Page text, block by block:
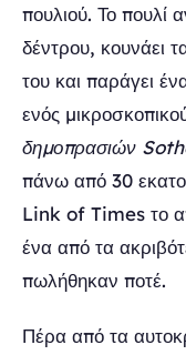
πουλιού. Το πουλί
δέντρου, κουνάει
του και παράγει
ενός
δημοπρασιών
πάνω από 30
Link of Times το
ένα από τα
πωλήθηκαν ποτέ.
Πέρα από τα